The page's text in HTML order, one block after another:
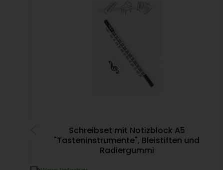
Schreibset mit Notizblock A5
"Tasteninstrumente", Bleistiften und
Radiergummi